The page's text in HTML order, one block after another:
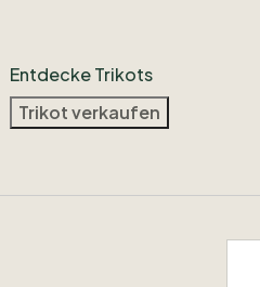
Entdecke Trikots
Trikot verkaufen